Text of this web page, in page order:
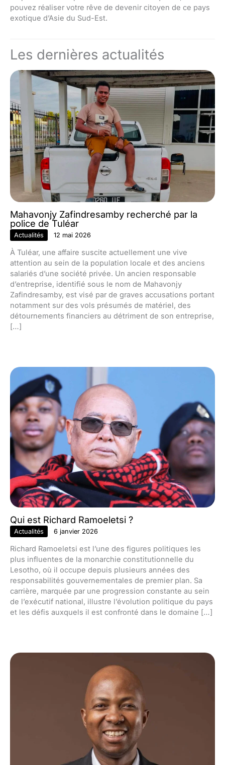
pouvez réaliser votre rêve de devenir citoyen de ce pays
exotique d’Asie du Sud-Est.
Les dernières actualités
Mahavonjy Zafindresamby recherché par la
police de Tuléar
Actualités 12 mai 2026
À Tuléar, une affaire suscite actuellement une vive
attention au sein de la population locale et des anciens
salariés d’une société privée. Un ancien responsable
d’entreprise, identifié sous le nom de Mahavonjy
Zafindresamby, est visé par de graves accusations portant
notamment sur des vols présumés de matériel, des
détournements financiers au détriment de son entreprise,
[…]
Qui est Richard Ramoeletsi ?
Actualités 6 janvier 2026
Richard Ramoeletsi est l’une des figures politiques les
plus influentes de la monarchie constitutionnelle du
Lesotho, où il occupe depuis plusieurs années des
responsabilités gouvernementales de premier plan. Sa
carrière, marquée par une progression constante au sein
de l’exécutif national, illustre l’évolution politique du pays
et les défis auxquels il est confronté dans le domaine […]